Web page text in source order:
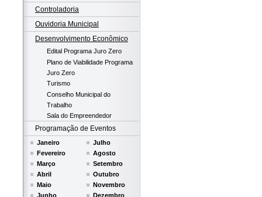
Controladoria
Ouvidoria Municipal
Desenvolvimento Econômico
Edital Programa Juro Zero
Plano de Viabilidade Programa
Juro Zero
Turismo
Conselho Municipal do
Trabalho
Sala do Empreendedor
Programação de Eventos
Janeiro
Fevereiro
Março
Abril
Maio
Junho
Julho
Agosto
Setembro
Outubro
Novembro
Dezembro